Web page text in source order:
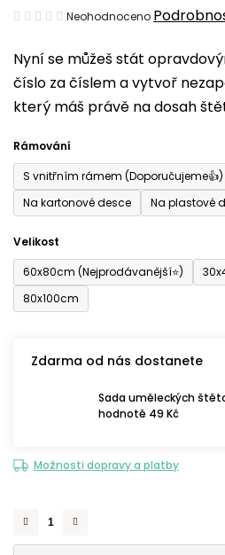
Nyní se můžeš stát
číslo za číslem a vytvoř
který máš právě na dosah
Rámování
S vnitřním rámem (Doporučujeme👍)
Na kartonové desce
Na plastové
Velikost
60x80cm (Nejprodávanější⭐)
80x100cm
Zdarma od nás dostanete
Sada uměleckých
hodnotě 49 Kč
Možnosti dopravy a platby
Průměrné
produktu
je
0,0
5
hvězdiček.
Neohodnoceno